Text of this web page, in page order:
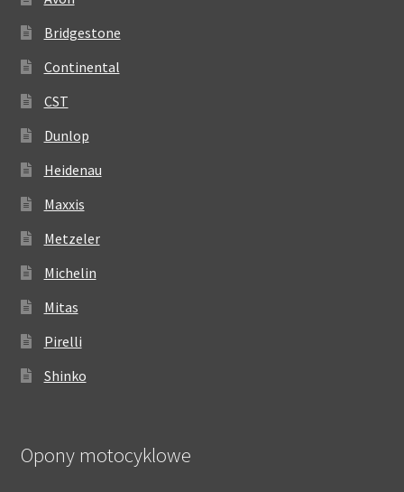
Bridgestone
Continental
CST
Dunlop
Heidenau
Maxxis
Metzeler
Michelin
Mitas
Pirelli
Shinko
Opony motocyklowe